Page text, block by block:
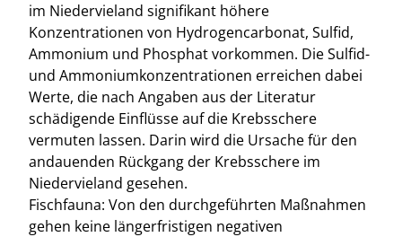
im Niedervieland signifikant höhere
Konzentrationen von Hydrogencarbonat, Sulfid,
Ammonium und Phosphat vorkommen. Die Sulfid-
und Ammoniumkonzentrationen erreichen dabei
Werte, die nach Angaben aus der Literatur
schädigende Einflüsse auf die Krebsschere
vermuten lassen. Darin wird die Ursache für den
andauenden Rückgang der Krebsschere im
Niedervieland gesehen.
Fischfauna: Von den durchgeführten Maßnahmen
gehen keine längerfristigen negativen